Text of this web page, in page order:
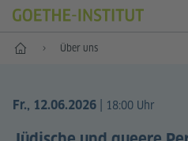
Start Über uns
Fr., 12.06.2026 18:00 Uhr